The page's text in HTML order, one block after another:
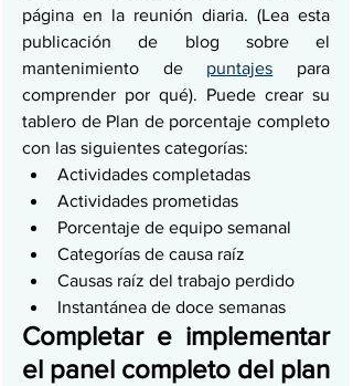
página en la reunión diaria. (Lea esta
publicación de blog sobre el
mantenimiento de puntajes para
comprender por qué). Puede crear su
tablero de Plan de porcentaje completo
con las siguientes categorías:
Actividades completadas
Actividades prometidas
Porcentaje de equipo semanal
Categorías de causa raíz
Causas raíz del trabajo perdido
Instantánea de doce semanas
Completar e implementar
el panel completo del plan